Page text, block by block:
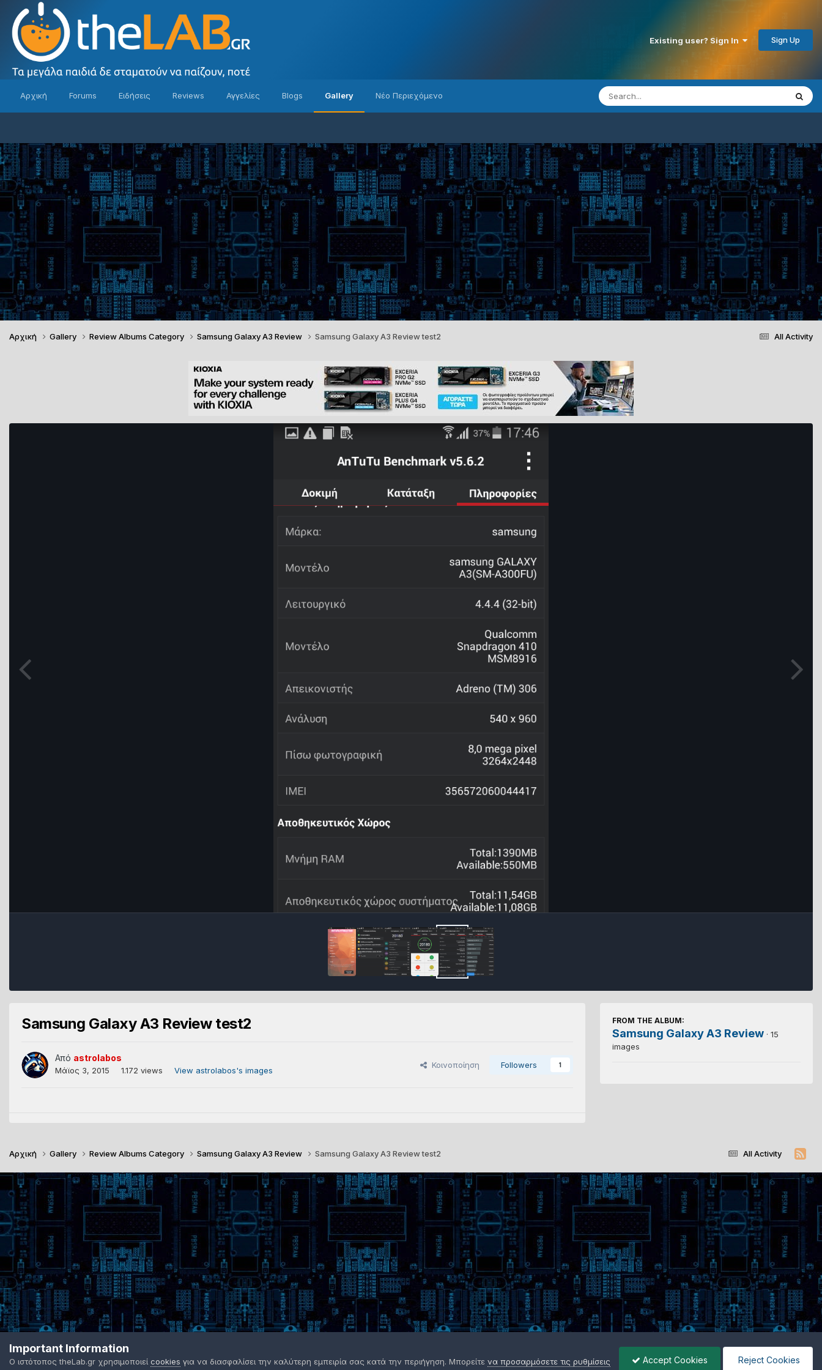
Existing user? Sign In Sign Up
Αρχική Forums Ειδήσεις Reviews Αγγελίες Blogs Gallery Νέο Περιεχόμενο
All Activity
Αρχική Gallery Review Albums Category Samsung Galaxy A3 Review Samsung Galaxy A3 Review test2
Samsung Galaxy A3 Review test2
Από astrolabos
Μάϊος 3, 2015 1.172 views View astrolabos's images
Κοινοποίηση Followers 1
FROM THE ALBUM:
Samsung Galaxy A3 Review · 15
images
All Activity
Αρχική Gallery Review Albums Category Samsung Galaxy A3 Review Samsung Galaxy A3 Review test2
Important Information
Ο ιστότοπος theLab.gr χρησιμοποιεί cookies για να διασφαλίσει την καλύτερη εμπειρία σας κατά την περιήγηση. Μπορείτε να προσαρμόσετε τις ρυθμίσεις
Accept Cookies Reject Cookies